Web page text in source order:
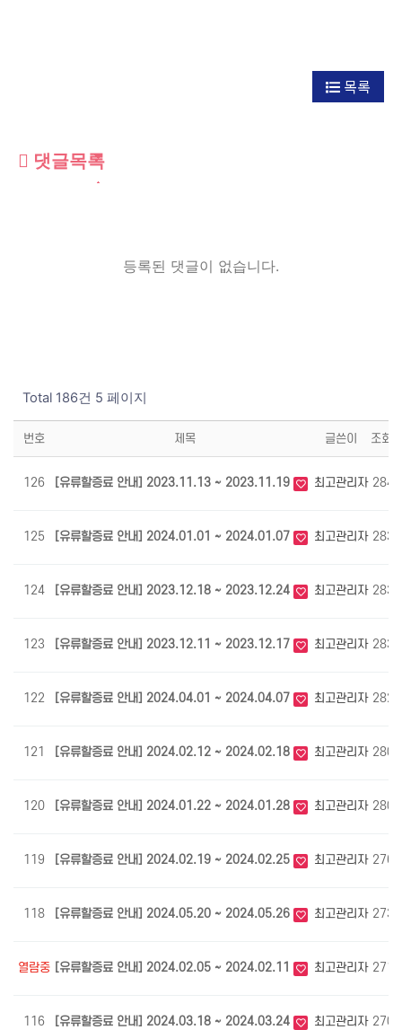
목록
댓글목록
등록된 댓글이 없습니다.
Total 186건 5 페이지
번호 제목 글쓴이 조회
126 [유류할증료 안내] 2023.11.13 ~ 2023.11.19 최고관리자 2845
125 [유류할증료 안내] 2024.01.01 ~ 2024.01.07 최고관리자 2836
124 [유류할증료 안내] 2023.12.18 ~ 2023.12.24 최고관리자 2833
123 [유류할증료 안내] 2023.12.11 ~ 2023.12.17 최고관리자 2832
122 [유류할증료 안내] 2024.04.01 ~ 2024.04.07 최고관리자 2824
121 [유류할증료 안내] 2024.02.12 ~ 2024.02.18 최고관리자 2807
120 [유류할증료 안내] 2024.01.22 ~ 2024.01.28 최고관리자 2802
119 [유류할증료 안내] 2024.02.19 ~ 2024.02.25 최고관리자 2765
118 [유류할증료 안내] 2024.05.20 ~ 2024.05.26 최고관리자 2733
열람중 [유류할증료 안내] 2024.02.05 ~ 2024.02.11 최고관리자 2713
116 [유류할증료 안내] 2024.03.18 ~ 2024.03.24 최고관리자 2700